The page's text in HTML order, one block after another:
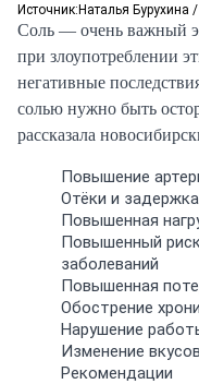
Источник:Наталья Бурухина /
Соль — очень важный
при злоупотреблении
негативные
солью нужно быть
рассказала
Повышение
Отёки и
Повышенная
Повышенный
заболеваний
Повышенная
Обострение
Нарушение
Изменение
Рекомендации